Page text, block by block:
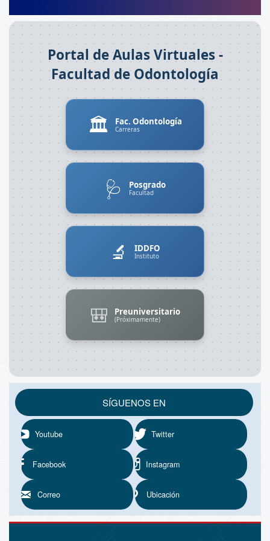
Portal de Aulas Virtuales -
Facultad de Odontología
🏛️ Fac. Odontología
Carreras
🩺 Posgrado
Facultad
🔬 IDDFO
Instituto
🎒 Preuniversitario
(Próximamente)
SÍGUENOS EN
Youtube Twitter
Facebook Instagram
Correo Ubicación
^ SUBIR